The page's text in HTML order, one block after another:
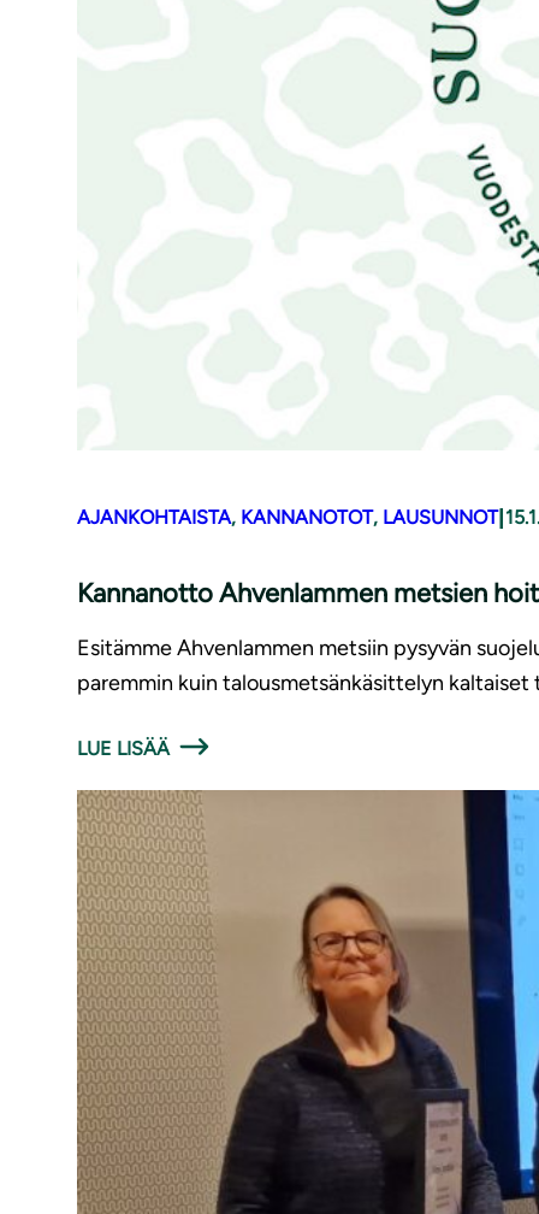
AJANKOHTAISTA, KANNANOTOT, LAUSUNNOT|
Kannanotto Ahvenlammen metsien
Esitämme Ahvenlammen metsiin pysyvän
paremmin kuin talousmetsänkäsittelyn kaltaiset
LUE LISÄÄ